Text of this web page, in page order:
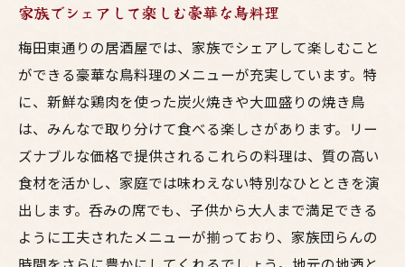
家族でシェアして楽しむ豪華な鳥料理
梅田東通りの居酒屋では、家族でシェアして楽しむこと
ができる豪華な鳥料理のメニューが充実しています。特
に、新鮮な鶏肉を使った炭火焼きや大皿盛りの焼き鳥
は、みんなで取り分けて食べる楽しさがあります。リー
ズナブルな価格で提供されるこれらの料理は、質の高い
食材を活かし、家庭では味わえない特別なひとときを演
出します。呑みの席でも、子供から大人まで満足できる
ように工夫されたメニューが揃っており、家族団らんの